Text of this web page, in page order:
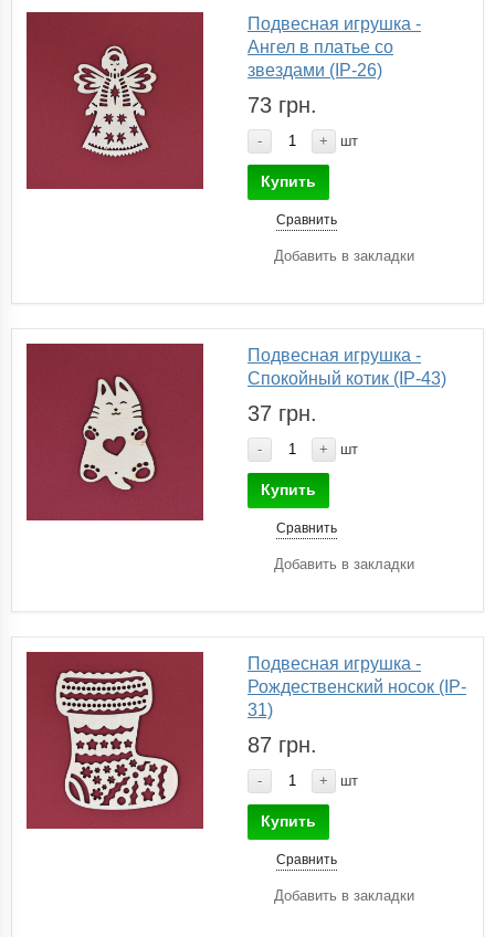
Подвесная игрушка -
Ангел в платье со
звездами (IP-26)
73 грн.
- + шт
Купить
Сравнить
Добавить в закладки
Подвесная игрушка -
Спокойный котик (IP-43)
37 грн.
- + шт
Купить
Сравнить
Добавить в закладки
Подвесная игрушка -
Рождественский носок (IP-
31)
87 грн.
- + шт
Купить
Сравнить
Добавить в закладки